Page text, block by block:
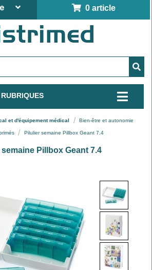
0 article
et d'équipement médical Bien-être et autonomie
Pilulier semaine Pillbox Geant 7.4
semaine Pillbox Geant 7.4